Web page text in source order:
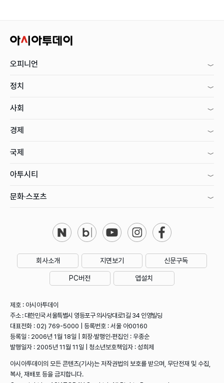
오피니언
정치
사회
경제
국제
아투시티
문화·스포츠
회사소개 지면보기 신문구독
PC버전 앱설치
제호 : 아시아투데이
주소 : 대한민국 서울특별시 영등포구 의사당대로1길 34 인영빌딩
대표전화 : 02) 769-5000 | 등록번호 : 서울 아00160
등록일 : 2006년 1월 18일 | 회장·발행인·편집인 : 우종순
발행일자 : 2005년 11월 11일 | 청소년보호책임자 : 성희제
아시아투데이의 모든 콘텐츠(기사)는 저작권법의 보호를 받으며, 무단전재 및 수집,
복사, 재배포 등을 금지합니다.